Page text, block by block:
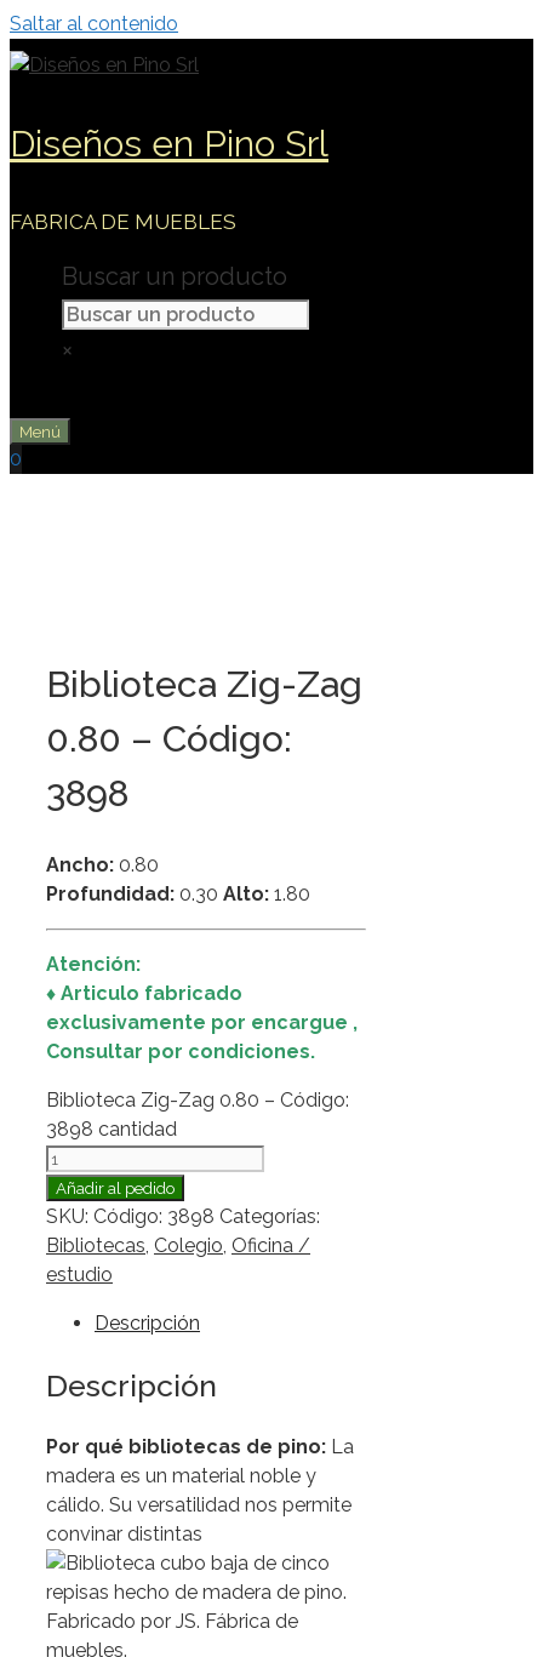
Saltar al contenido
Diseños en Pino Srl
FABRICA DE MUEBLES
Buscar un producto
×
Menú
0
Biblioteca Zig-Zag
0.80 – Código:
3898
Ancho: 0.80
Profundidad: 0.30 Alto: 1.80
Atención:
♦ Articulo fabricado
exclusivamente por encargue ,
Consultar por condiciones.
Biblioteca Zig-Zag 0.80 – Código:
3898 cantidad
Añadir al pedido
SKU: Código: 3898 Categorías:
Bibliotecas Colegio Oficina /
estudio
Descripción
Descripción
Por qué bibliotecas de pino: La
madera es un material noble y
cálido. Su versatilidad nos permite
convinar distintas